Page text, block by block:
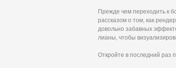
Прежде чем переходить к
рассказом о том, как
довольно забавных
лианы, чтобы
Откройте в последний раз